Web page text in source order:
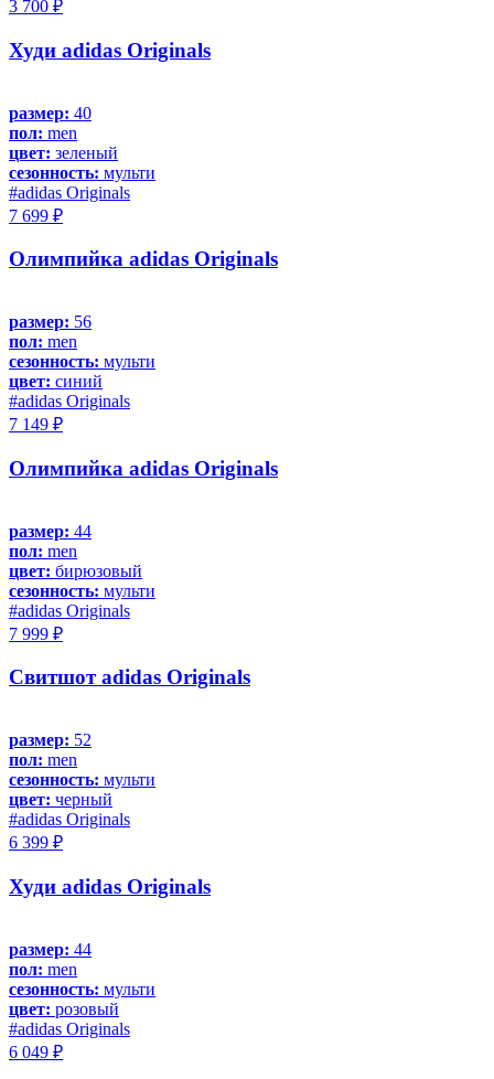
3 700 ₽
Худи adidas Originals
размер: 40
пол: men
цвет: зеленый
сезонность: мульти
#adidas Originals
7 699 ₽
Олимпийка adidas Originals
размер: 56
пол: men
сезонность: мульти
цвет: синий
#adidas Originals
7 149 ₽
Олимпийка adidas Originals
размер: 44
пол: men
цвет: бирюзовый
сезонность: мульти
#adidas Originals
7 999 ₽
Свитшот adidas Originals
размер: 52
пол: men
сезонность: мульти
цвет: черный
#adidas Originals
6 399 ₽
Худи adidas Originals
размер: 44
пол: men
сезонность: мульти
цвет: розовый
#adidas Originals
6 049 ₽